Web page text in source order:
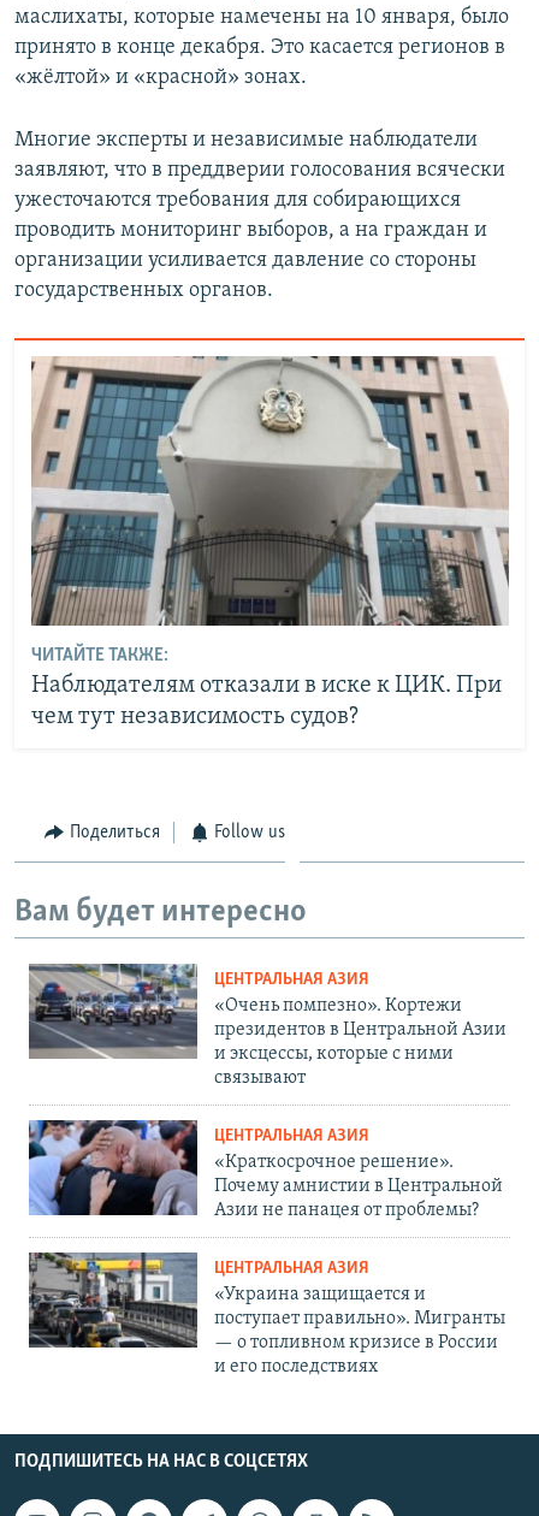
маслихаты, которые намечены на 10 января, было
принято в конце декабря. Это касается регионов в
«жёлтой» и «красной» зонах.
Многие эксперты и независимые наблюдатели
заявляют, что в преддверии голосования всячески
ужесточаются требования для собирающихся
проводить мониторинг выборов, а на граждан и
организации усиливается давление со стороны
государственных органов.
ЧИТАЙТЕ ТАКЖЕ:
Наблюдателям отказали в иске к ЦИК. При
чем тут независимость судов?
Поделиться Follow us
Вам будет интересно
ЦЕНТРАЛЬНАЯ АЗИЯ
«Очень помпезно». Кортежи
президентов в Центральной Азии
и эксцессы, которые с ними
связывают
ЦЕНТРАЛЬНАЯ АЗИЯ
«Краткосрочное решение».
Почему амнистии в Центральной
Азии не панацея от проблемы?
ЦЕНТРАЛЬНАЯ АЗИЯ
«Украина защищается и
поступает правильно». Мигранты
— о топливном кризисе в России
и его последствиях
ПОДПИШИТЕСЬ НА НАС В СОЦСЕТЯХ